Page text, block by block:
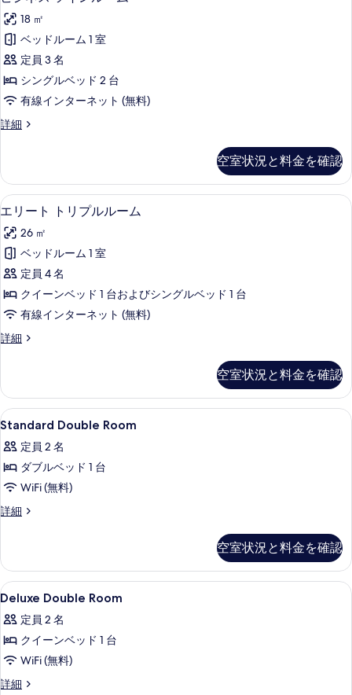
す
る
べ
て
の
写
真
を
す
る
ー
ム
の
詳
細
ジ
ネ
ス
ツ
イ
ル
ム
の
す
べ
て
の
写
真
を
す
る
18 ㎡
ベッドルーム 1 室
定員 3 名
シングルベッド 2 台
有線インターネット (無料)
詳細
ビ
ツ
イ
ン
ー
ム
の
詳
細
空室状況と料金を確認
エ
リ
ー
ト
ト
リ
ル
ー
ム
の
す
べ
て
の
を
表
示
す
る
エリート トリプルルーム | 羽毛の掛
9
エリート トリプルルーム
26 ㎡
ベッドルーム 1 室
定員 4 名
クイーンベッド 1 台およびシングルベッド 1 台
有線インターネット (無料)
詳細
エ
ト
リ
プ
ル
ー
の
詳
細
空室状況と料金を確認
Standard
Double
Room
の
す
べ
写
真
を
表
示
す
羽毛の掛け布団、デスク、遮光カー
4
Standard Double Room
定員 2 名
ダブルベッド 1 台
WiFi (無料)
詳細
Standard
詳
細
空室状況と料金を確認
Deluxe
Double
Room
の
す
べ
羽毛の掛け布団、デスク、遮光カー
7
Deluxe Double Room
定員 2 名
クイーンベッド 1 台
WiFi (無料)
詳細
Deluxe